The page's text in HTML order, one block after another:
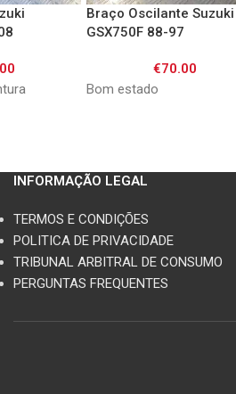
Braço Oscilante Suzuki
GSX750F 88-97
€70.00
Bom estado
INFORMAÇÃO LEGAL
TERMOS E CONDIÇÕES
POLITICA DE PRIVACIDADE
TRIBUNAL ARBITRAL DE CONSUMO
PERGUNTAS FREQUENTES